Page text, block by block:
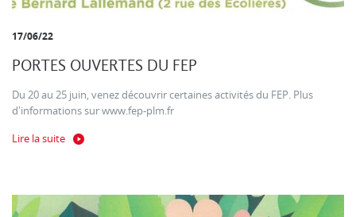
17/06/22
PORTES OUVERTES DU FEP
Du 20 au 25 juin, venez découvrir certaines activités du FEP. Plus
d'informations sur www.fep-plm.fr
Lire la suite